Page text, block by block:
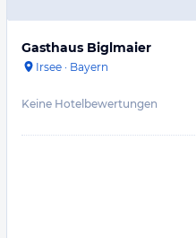
Gasthaus Biglmaier
Irsee · Bayern
Keine Hotelbewertungen